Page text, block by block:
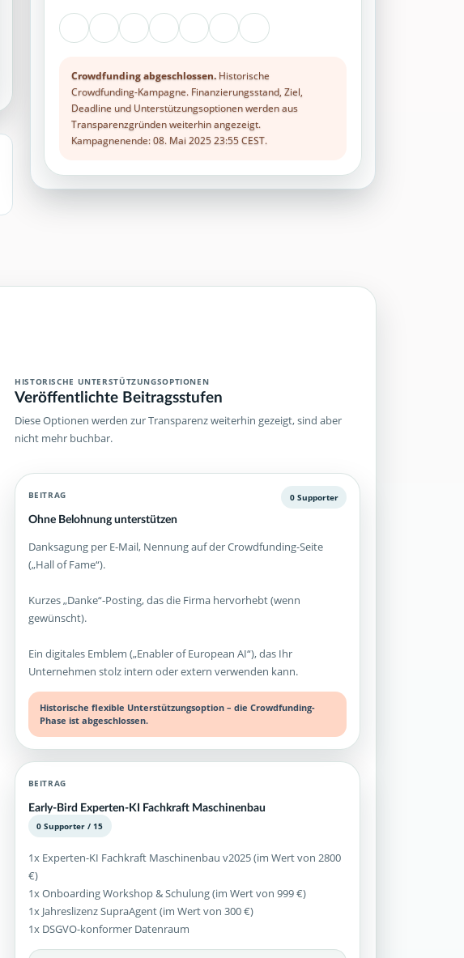
Crowdfunding abgeschlossen.Historische
Crowdfunding-Kampagne. Finanzierungsstand, Ziel,
Deadline und Unterstützungsoptionen werden aus
Transparenzgründen weiterhin angezeigt.
Kampagnenende: 08. Mai 2025 23:55 CEST.
HISTORISCHE UNTERSTÜTZUNGSOPTIONEN
Veröffentlichte Beitragsstufen
Diese Optionen werden zur Transparenz weiterhin gezeigt, sind aber
nicht mehr buchbar.
BEITRAG
Ohne Belohnung unterstützen
0 Supporter
Danksagung per E-Mail, Nennung auf der Crowdfunding-Seite
(„Hall of Fame“).
Kurzes „Danke“-Posting, das die Firma hervorhebt (wenn
gewünscht).
Ein digitales Emblem („Enabler of European AI“), das Ihr
Unternehmen stolz intern oder extern verwenden kann.
Historische flexible Unterstützungsoption – die Crowdfunding-
Phase ist abgeschlossen.
BEITRAG
Early-Bird Experten-KI Fachkraft Maschinenbau
0 Supporter / 15
1x Experten-KI Fachkraft Maschinenbau v2025 (im Wert von 2800
€)
1x Onboarding Workshop & Schulung (im Wert von 999 €)
1x Jahreslizenz SupraAgent (im Wert von 300 €)
1x DSGVO-konformer Datenraum